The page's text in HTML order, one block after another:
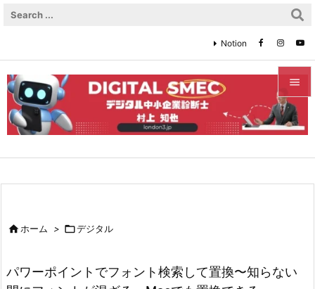


メニュ

検索
Notion
ホーム > デジタル
パワーポイントでフォント検索して置換〜知らない